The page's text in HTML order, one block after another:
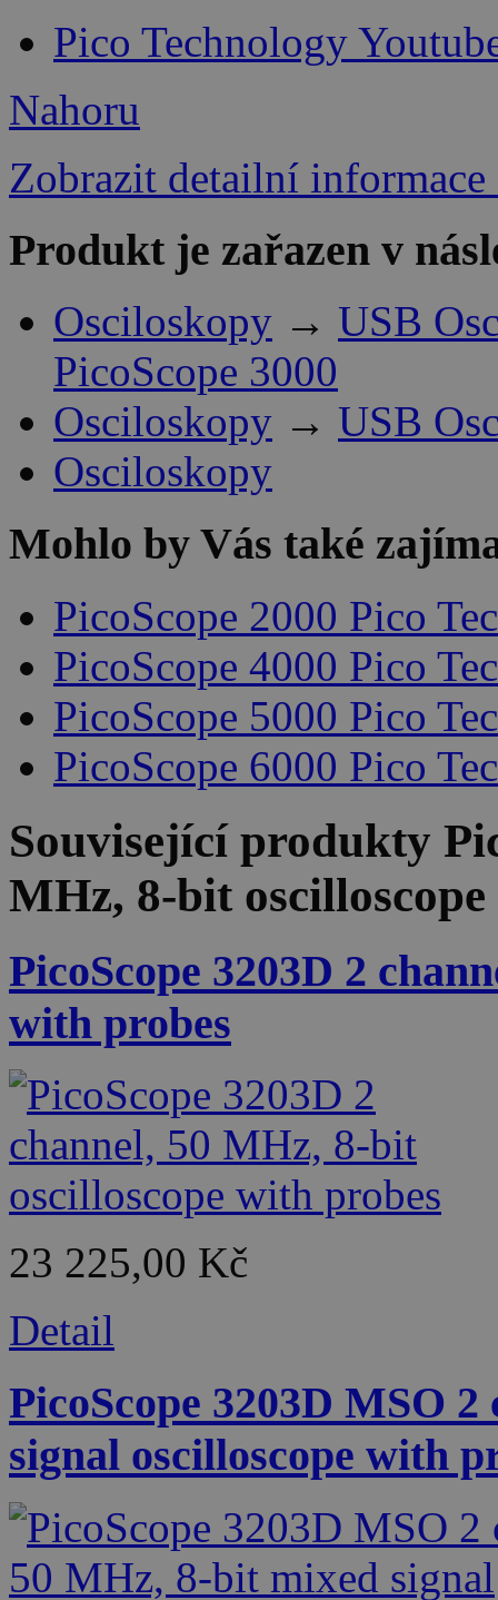
Pico Technology
Nahoru
Zobrazit detailní informace
Produkt je zařazen v
Osciloskopy → USB
PicoScope 3000
Osciloskopy → USB
Osciloskopy
Mohlo by Vás také
PicoScope 2000 Pico
PicoScope 4000 Pico
PicoScope 5000 Pico
PicoScope 6000 Pico
Související produkty
MHz, 8-bit
PicoScope 3203D 2
with probes
23 225,00 Kč
Detail
PicoScope 3203D MSO
signal oscilloscope with